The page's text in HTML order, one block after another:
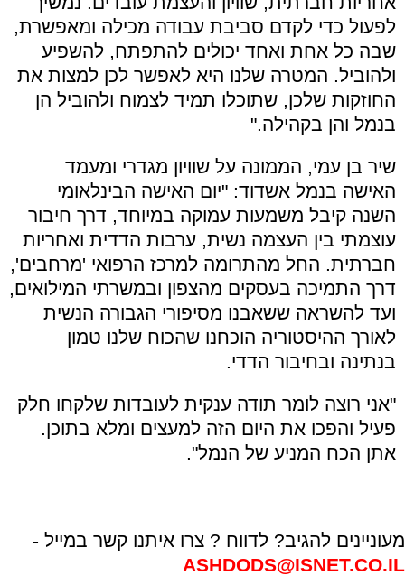
לפעול כדי לקדם סביבת עבודה מכילה ומאפשרת,
שבה כל אחת ואחד יכולים להתפתח, להשפיע
ולהוביל. המטרה שלנו היא לאפשר לכן למצות את
החוזקות שלכן, שתוכלו תמיד לצמוח ולהוביל הן
בנמל והן בקהילה."
שיר בן עמי, הממונה על שוויון מגדרי ומעמד
האישה בנמל אשדוד: "יום האישה הבינלאומי
השנה קיבל משמעות עמוקה במיוחד, דרך חיבור
עוצמתי בין העצמה נשית, ערבות הדדית ואחריות
חברתית. החל מהתרומה למרכז הרפואי 'מרחבים',
דרך התמיכה בעסקים מהצפון ובמשרתי המילואים,
ועד להשראה ששאבנו מסיפורי הגבורה הנשית
לאורך ההיסטוריה הוכחנו שהכוח שלנו טמון
בנתינה ובחיבור הדדי.
"אני רוצה לומר תודה ענקית לעובדות שלקחו חלק
פעיל והפכו את היום הזה למעצים ומלא בתוכן.
אתן הכח המניע של הנמל".
מעוניינים להגיב? לדווח ? צרו איתנו קשר במייל -
ASHDODS@ISNET.CO.IL